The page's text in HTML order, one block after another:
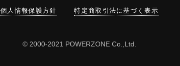
個人情報保護方針 特定商取引法に基づく表示
© 2000-2021 POWERZONE Co.,Ltd.